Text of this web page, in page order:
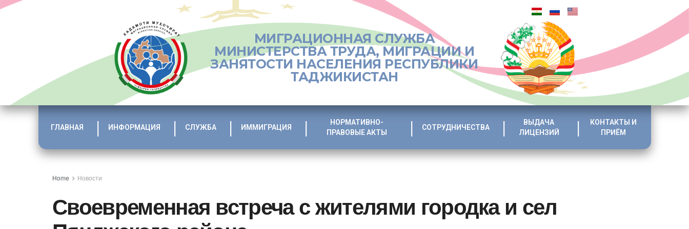
МИГРАЦИОННАЯ СЛУЖБА
МИНИСТЕРСТВА ТРУДА, МИГРАЦИИ И
ЗАНЯТОСТИ НАСЕЛЕНИЯ РЕСПУБЛИКИ
ТАДЖИКИСТАН
ГЛАВНАЯ ИНФОРМАЦИЯ СЛУЖБА ИММИГРАЦИЯ
НОРМАТИВНО-
ПРАВОВЫЕ АКТЫ
СОТРУДНИЧЕСТВА
ВЫДАЧА
ЛИЦЕНЗИЙ
КОНТАКТЫ И
ПРИЁМ
Home Новости
Своевременная встреча с жителями городка и сел